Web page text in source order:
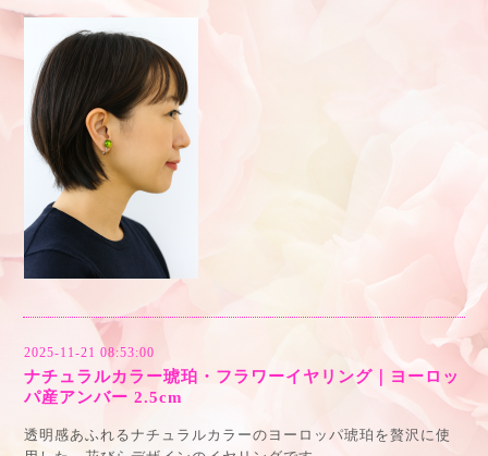
2025-11-21 08:53:00
ナチュラルカラー琥珀・フラワーイヤリング｜ヨーロッ
パ産アンバー 2.5cm
透明感あふれるナチュラルカラーのヨーロッパ琥珀を贅沢に使